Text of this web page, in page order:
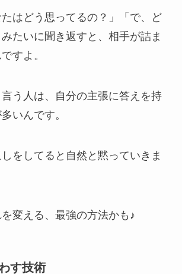
たはどう思ってるの？」「で、ど
たいに聞き返すと、相手が詰ま
すよ。
う人は、自分の主張に答えを持
いんです。
をしてると自然と黙っていきま
変える、最強の方法かも♪
す技術